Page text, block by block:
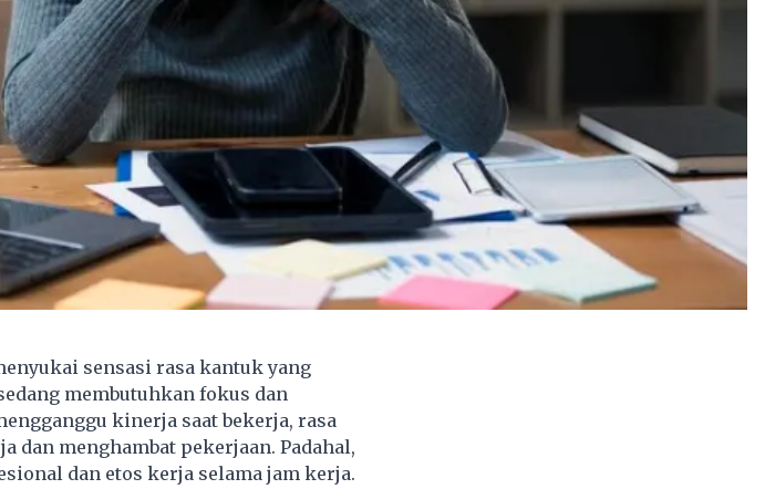
sensasi rasa kantuk yang
membutuhkan fokus dan
kinerja saat bekerja, rasa
dan menghambat pekerjaan. Padahal,
dan etos kerja selama jam kerja.